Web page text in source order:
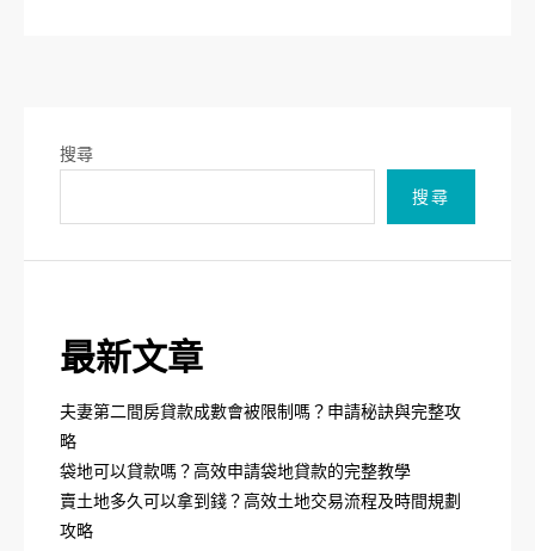
搜尋
搜尋
最新文章
夫妻第二間房貸款成數會被限制嗎？申請秘訣與完整攻
略
袋地可以貸款嗎？高效申請袋地貸款的完整教學
賣土地多久可以拿到錢？高效土地交易流程及時間規劃
攻略